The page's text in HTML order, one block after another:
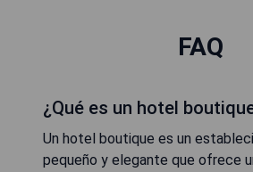
FAQ
¿Qué es un hotel
Un hotel boutique es un
pequeño y elegante que ofrece